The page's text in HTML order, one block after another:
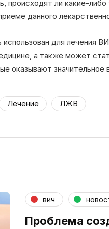
происходят ли какие-
данного
для лечения
а также может
оказывают значительное
Лечение ЛЖВ
вич
Проблема